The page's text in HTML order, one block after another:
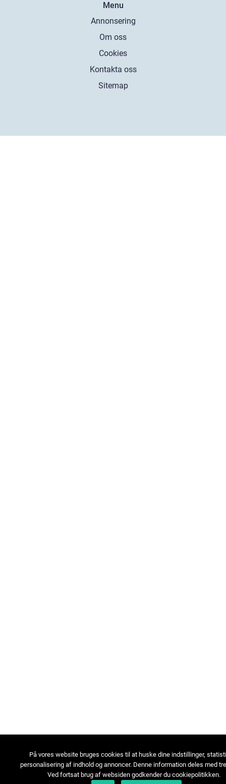
Menu
Annonsering
Om oss
Cookies
Kontakta oss
Sitemap
På vores website bruges cookies til at huske dine indstillinger,
personalisering af indhold og annoncer. Denne information deles med
Ved fortsat brug af websiden godkender du cookiepolitikken.